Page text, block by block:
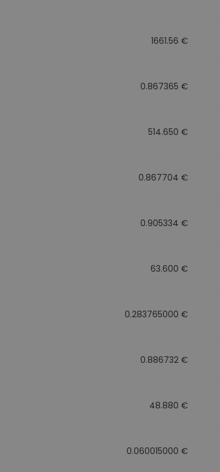
1661.56 €
0.867365 €
514.650 €
0.867704 €
0.905334 €
63.600 €
0.283765000 €
0.886732 €
48.880 €
0.060015000 €